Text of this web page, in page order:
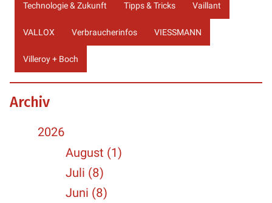
Technologie & Zukunft Tipps & Tricks Vaillant
VALLOX Verbraucherinfos VIESSMANN
Villeroy + Boch
Archiv
2026
August (1)
Juli (8)
Juni (8)